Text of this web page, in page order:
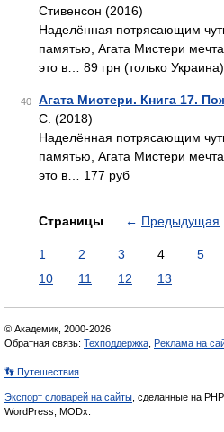
Стивенсон (2016)
Наделённая потрясающим
памятью, Агата Мистери
это в… 89 грн (только Украина)
40 Агата Мистери. Книга 17.
С. (2018)
Наделённая потрясающим
памятью, Агата Мистери
это в… 177 руб
Страницы ← Предыдущая
1 2 3 4 5
10
11 12 13
© Академик, 2000-2026
Обратная связь: Техподдержка Реклама на
👣 Путешествия
Экспорт словарей на сайты , сделанные на PHP,
WordPress, MODx.